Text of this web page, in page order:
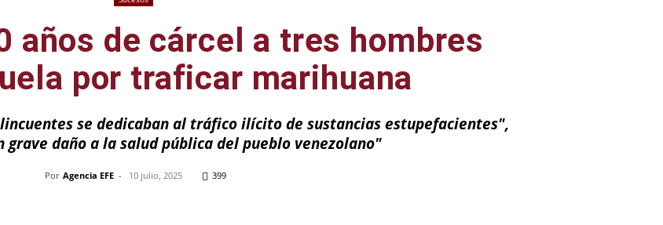
años de cárcel a tres hombres
por traficar marihuana
se dedicaban al tráfico ilícito de sustancias estupefacientes",
grave daño a la salud pública del pueblo venezolano"
Por Agencia EFE - 10 julio, 2025 399